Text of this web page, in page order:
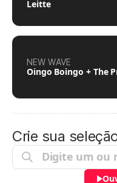
Leitte
NEW WAVE
Oingo Boingo + The
Crie sua